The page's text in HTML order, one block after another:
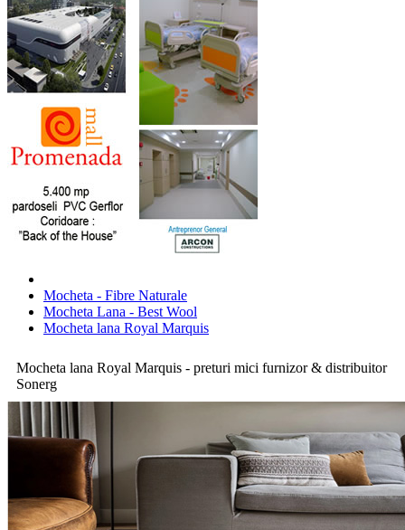
Mocheta - Fibre Naturale
Mocheta Lana - Best Wool
Mocheta lana Royal Marquis
Mocheta lana Royal Marquis - preturi mici furnizor & distribuitor
Sonerg